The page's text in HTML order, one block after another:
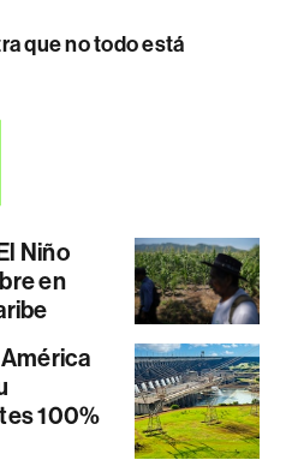
que no todo está
Niño
en
100%